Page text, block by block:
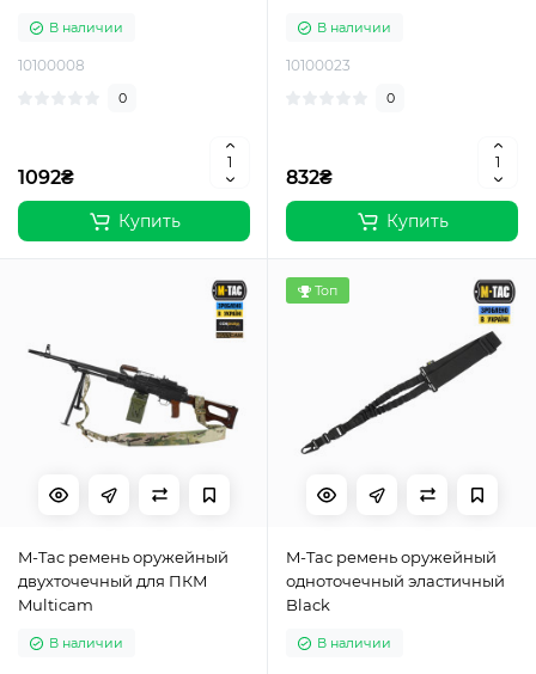
В наличии
10100008
0
1092₴
Купить
В наличии
10100023
0
832₴
Купить
M-Tac ремень оружейный
двухточечный для ПКМ
Multicam
В наличии
Топ
M-Tac ремень оружейный
одноточечный эластичный
Black
В наличии